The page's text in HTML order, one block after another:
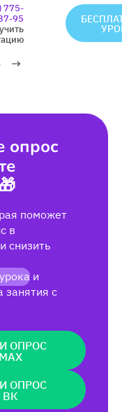
775-
95
опрос
поможет
в
снизить
и
занятия с
ОПРОС
ОПРОС
ВК